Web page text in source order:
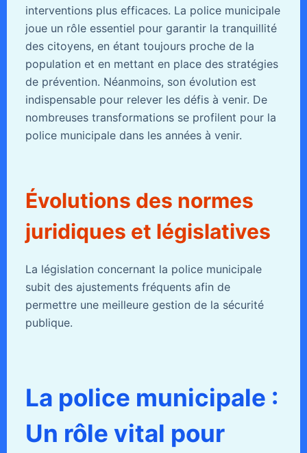
interventions plus efficaces. La police municipale
joue un rôle essentiel pour garantir la tranquillité
des citoyens, en étant toujours proche de la
population et en mettant en place des stratégies
de prévention. Néanmoins, son évolution est
indispensable pour relever les défis à venir. De
nombreuses transformations se profilent pour la
police municipale dans les années à venir.
Évolutions des normes
juridiques et législatives
La législation concernant la police municipale
subit des ajustements fréquents afin de
permettre une meilleure gestion de la sécurité
publique.
La police municipale :
Un rôle vital pour